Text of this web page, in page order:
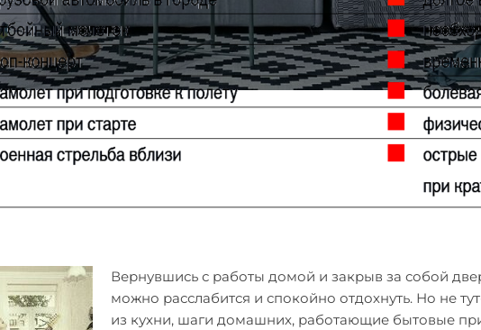
Вернувшись с работы домой и закрыв за собой
можно расслабится и спокойно отдохнуть. Но не
из кухни, шаги домашних, работающие бытовые